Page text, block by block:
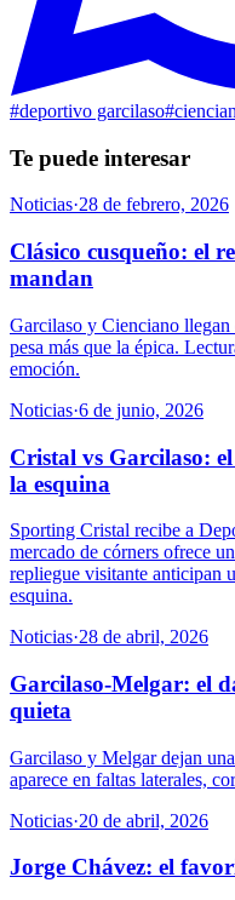
#deportivo garcilaso#
Te puede interesar
Noticias·28 de febrero, 2026
Clásico cusqueño: el
mandan
Garcilaso y Cienciano
pesa más que la épica.
emoción.
Noticias·6 de junio, 2026
Cristal vs Garcilaso:
la esquina
Sporting Cristal recibe a
mercado de córners ofrece
repliegue visitante anticipan
esquina.
Noticias·28 de abril, 2026
Garcilaso-Melgar: el
quieta
Garcilaso y Melgar dejan
aparece en faltas laterales,
Noticias·20 de abril, 2026
Jorge Chávez: el